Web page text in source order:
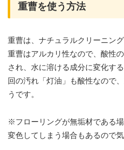
重曹を使う方法
重曹は、ナチュラルクリーニン
重曹はアルカリ性なので、酸性
され、水に溶ける成分に変化す
回の汚れ「灯油」も酸性なので
うです。
※フローリングが無垢材である
変色してしまう場合もあるので